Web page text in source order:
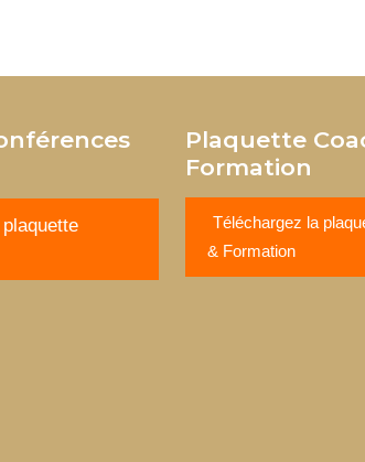
Plaquette
Formation
Téléchargez la
& Formation